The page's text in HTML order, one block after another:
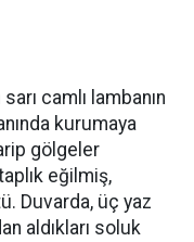
camlı lambanın
kurumaya
gölgeler
eğilmiş,
Duvarda, üç yaz
aldıkları soluk